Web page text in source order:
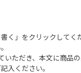
く」をクリックしてく
いただき、本文に商品
入ください。